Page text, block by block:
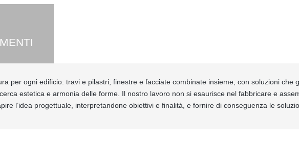
per ogni edificio: travi e pilastri, finestre e facciate combinate insieme, con soluzioni che
estetica e armonia delle forme. Il nostro lavoro non si esaurisce nel fabbricare e
l’idea progettuale, interpretandone obiettivi e finalità, e fornire di conseguenza le